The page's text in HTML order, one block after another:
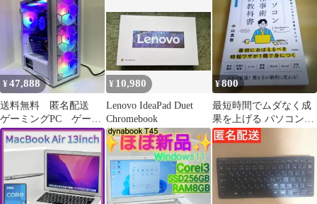
¥47,888
送料無料 匿名配送
ゲーミングPC ゲーミ
ングデスクトップ デ
スクトップパソコン
¥ 10,980
Lenovo IdeaPad Duet
Chromebook
¥800
最短時間でムダなく成
果を上げる パソコン仕
事術の教科書 [改訂新
版]